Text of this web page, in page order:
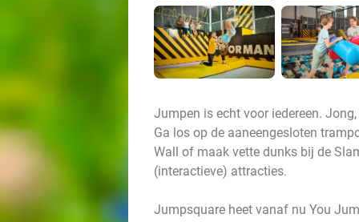
Jumpen is echt voor iedereen.
Ga los op de aaneengesloten
Wall of maak vette dunks bij de
(interactieve) attracties.
Jumpsquare heet vanaf nu You